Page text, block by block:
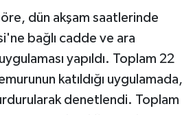
dün akşam saatlerinde
bağlı cadde ve ara
yapıldı. Toplam 22
katıldığı uygulamada,
denetlendi. Toplam